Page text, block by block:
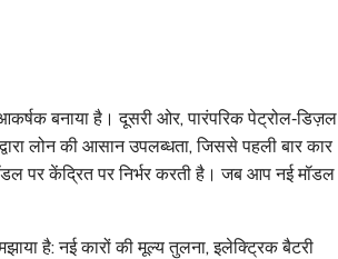
बनाया है। दूसरी ओर, पारंपरिक पेट्रोल‑डिज़ल
लोन की आसान उपलब्धता, जिससे पहली बार कार
पर केंद्रितपर निर्भर करती है। जब आप नई मॉडल
है: नई कारों की मूल्य तुलना, इलेक्ट्रिक बैटरी